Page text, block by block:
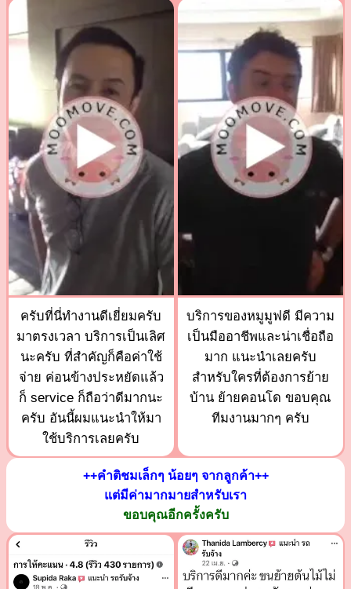
ครับที่นี่ทำงานดีเยี่ยมครับ
มาตรงเวลา บริการเป็นเลิศ
นะครับ ที่สำคัญก็คือค่าใช้
จ่าย ค่อนข้างประหยัดแล้ว
ก็ service ก็ถือว่าดีมากนะ
ครับ อันนี้ผมแนะนำให้มา
ใช้บริการเลยครับ
บริการของหมูมูฟดี มีความ
เป็นมืออาชีพและน่าเชื่อถือ
มาก แนะนำเลยครับ
สำหรับใครที่ต้องการย้าย
บ้าน ย้ายคอนโด ขอบคุณ
ทีมงานมากๆ ครับ
++คำติชมเล็กๆ น้อยๆ จากลูกค้า++
แต่มีค่ามากมายสำหรับเรา
ขอบคุณอีกครั้งครับ